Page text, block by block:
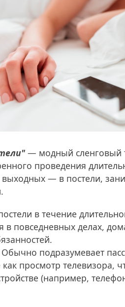
— модный сленговый
проведения
выходных — в постели,
в течение
в повседневных делах,
Обычно подразумевает
как просмотр телевизора,
(например,